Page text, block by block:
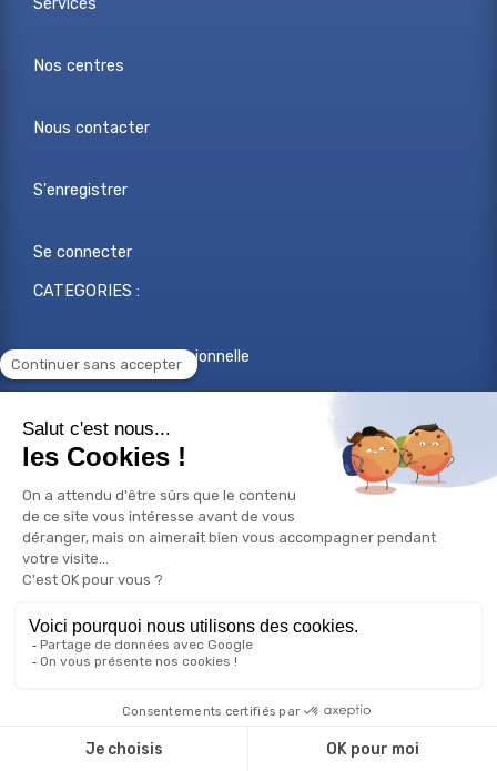
Services
Nos centres
Nous contacter
S'enregistrer
Se connecter
CATEGORIES :
Reconversion professionnelle
Changer de métier
Compétences professionnelles
© Copyright 2026 Bilan de compétences - Tous droits